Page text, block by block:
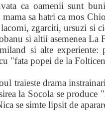
ca oamenii sunt
sa hatri ca mos
zgarciti, ursuzi si
si altii asemenea La
si alte experiente:
"fata popei de la
traieste drama
la Socola se
se simte lipsit de